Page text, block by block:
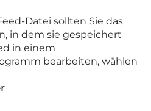
Datei sollten Sie das
in dem sie gespeichert
in einem
bearbeiten, wählen